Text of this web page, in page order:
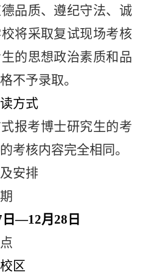
品质、遵纪守法、诚
将采取复试现场考核
的思想政治素质和品
不予录取。
方式
报考博士研究生的考
考核内容完全相同。
安排
日—12月 28 日
区